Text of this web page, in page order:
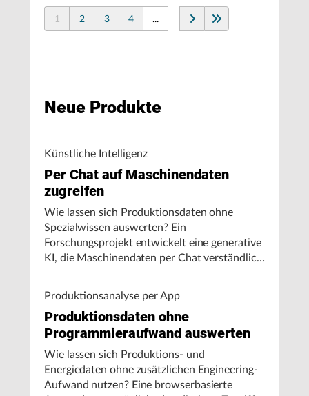
1 2 3 4 ...
Neue Produkte
Künstliche Intelligenz
Per Chat auf Maschinendaten
zugreifen
Wie lassen sich Produktionsdaten ohne
Spezialwissen auswerten? Ein
Forschungsprojekt entwickelt eine generative
KI, die Maschinendaten per Chat verständlich
Produktionsanalyse per App
Produktionsdaten ohne
Programmieraufwand auswerten
Wie lassen sich Produktions- und
Energiedaten ohne zusätzlichen Engineering-
Aufwand nutzen? Eine browserbasierte